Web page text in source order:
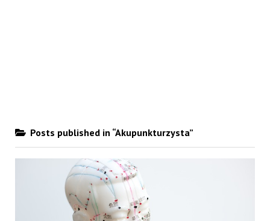
Posts published in “Akupunkturzysta”